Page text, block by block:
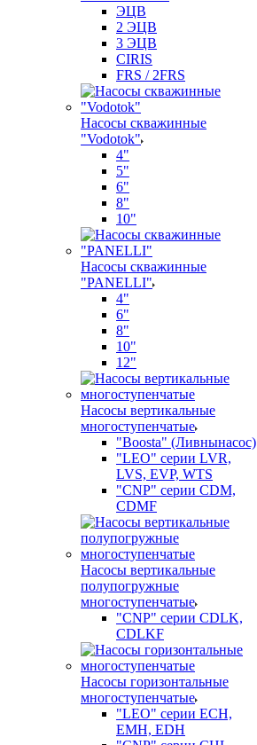
ЭЦВ
2 ЭЦВ
3 ЭЦВ
CIRIS
FRS / 2FRS
Насосы скважинные
"Vodotok"
4"
5"
6"
8"
10"
Насосы скважинные
"PANELLI"
4"
6"
8"
10"
12"
Насосы вертикальные
многоступенчатые
"Boosta" (Ливнынасос)
"LEO" серии LVR,
LVS, EVP, WTS
"CNP" серии CDM,
CDMF
Насосы вертикальные
полупогружные
многоступенчатые
"CNP" серии CDLK,
CDLKF
Насосы горизонтальные
многоступенчатые
"LEO" серии ECH,
EMH, EDH